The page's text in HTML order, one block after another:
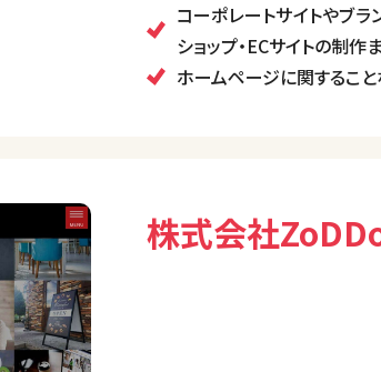
コーポレートサイトやブラ
ショップ・ECサイトの制作
ホームページに関すること
株式会社